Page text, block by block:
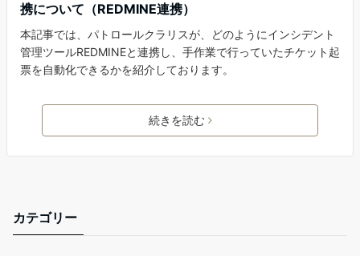
携について（REDMINE連携）
本記事では、パトロールクラリスが、どのようにインシデント
管理ツールREDMINEと連携し、手作業で行っていたチケット起
票を自動化できるかを紹介しております。
続きを読む
カテゴリー